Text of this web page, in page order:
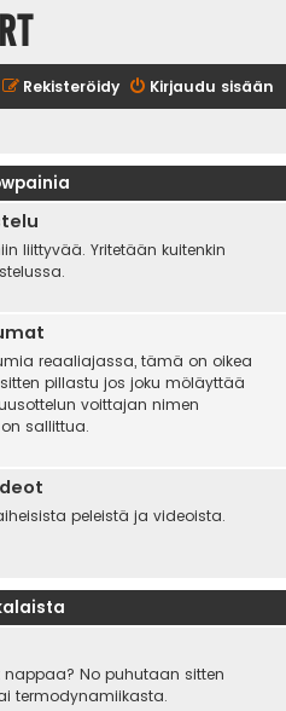
Kirjaudu sisään
Rekisteröidy
liittyvää. Yritetään kuitenkin
reaaliajassa, tämä on oikea
pillastu jos joku möläyttää
voittajan nimen
sallittua.
peleistä ja videoista.
No puhutaan sitten
termodynamiikasta.